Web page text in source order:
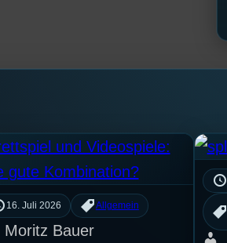
16. Juli 2026 Allgemein
Moritz Bauer